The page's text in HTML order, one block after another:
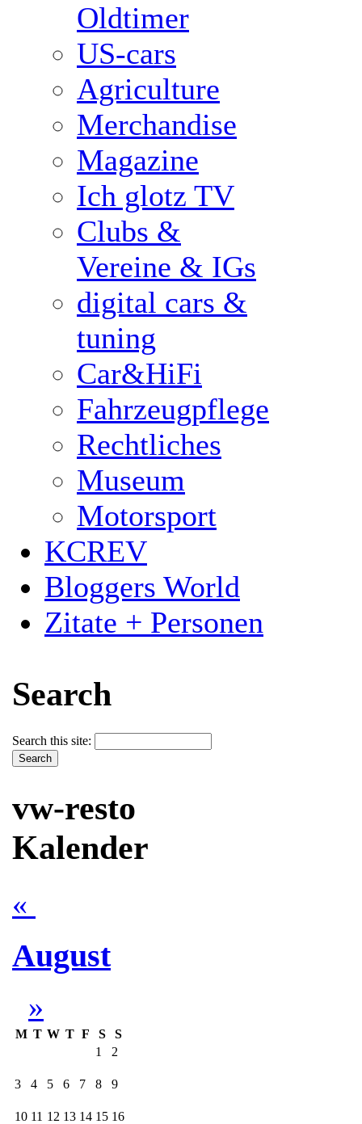
Oldtimer
US-cars
Agriculture
Merchandise
Magazine
Ich glotz TV
Clubs &
Vereine & IGs
digital cars &
tuning
Car&HiFi
Fahrzeugpflege
Rechtliches
Museum
Motorsport
KCREV
Bloggers World
Zitate + Personen
Search
Search this site:
vw-resto
Kalender
«
August
»
M T W T F S
S
1
2
3 4 5 6 7 8 9
10 11 12 13 14 15 16